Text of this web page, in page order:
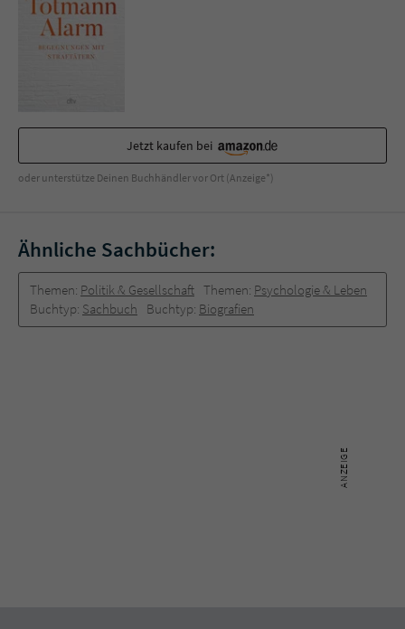
Jetzt kaufen bei
oder unterstütze Deinen Buchhändler vor Ort (Anzeige*)
Ähnliche Sachbücher:
Themen: Politik & Gesellschaft Themen: Psychologie & Leben
Buchtyp: Sachbuch Buchtyp: Biografien